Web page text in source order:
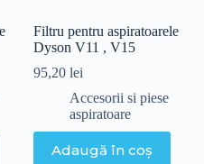
Filtru pentru aspiratoarele
Dyson V11 , V15
95,20 lei
Accesorii si piese
aspiratoare
Adaugă în coș